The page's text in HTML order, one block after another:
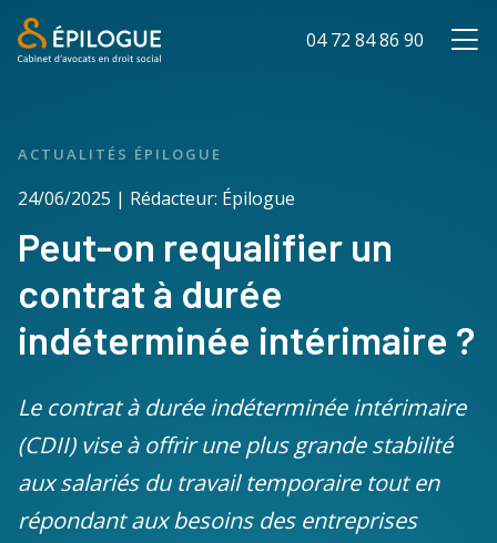
04 72 84 86 90
ACTUALITÉS ÉPILOGUE
24/06/2025 | Rédacteur: Épilogue
Peut-on requalifier un
contrat à durée
indéterminée intérimaire ?
Le contrat à durée indéterminée intérimaire
(CDII) vise à offrir une plus grande stabilité
aux salariés du travail temporaire tout en
répondant aux besoins des entreprises